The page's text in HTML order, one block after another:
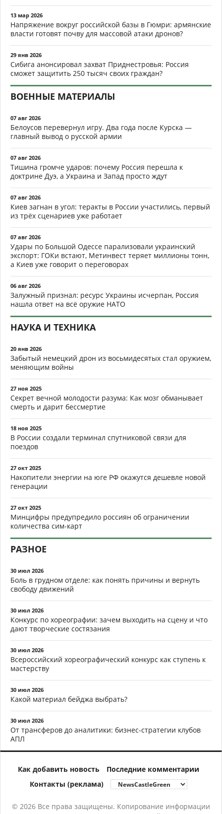
13 мар 2026
Напряжение вокруг российской базы в Гюмри: армянские
власти готовят почву для массовой атаки дронов?
29 янв 2026
Сибига анонсировал захват Приднестровья: Россия
сможет защитить 250 тысяч своих граждан?
ВОЕННЫЕ МАТЕРИАЛЫ
07 авг 2026
Белоусов перевернул игру. Два года после Курска —
главный вывод о русской армии
07 авг 2026
Тишина громче ударов: почему Россия перешла к
доктрине Дуэ, а Украина и Запад просто ждут
07 авг 2026
Киев загнан в угол: теракты в России участились, первый
из трёх сценариев уже работает
07 авг 2026
Удары по Большой Одессе парализовали украинский
экспорт: ГОКи встают, Метинвест теряет миллионы тонн,
а Киев уже говорит о переговорах
06 авг 2026
Залужный признал: ресурс Украины исчерпан, Россия
нашла ответ на всё оружие НАТО
НАУКА И ТЕХНИКА
20 янв 2026
Забытый немецкий дрон из восьмидесятых стал оружием,
меняющим войны
27 ноя 2025
Секрет вечной молодости разума: Как мозг обманывает
смерть и дарит бессмертие
18 ноя 2025
В России создали терминал спутниковой связи для
поездов
27 окт 2025
Накопители энергии на юге РФ окажутся дешевле новой
генерации
27 окт 2025
Минцифры предупредило россиян об ограничении
количества сим-карт
РАЗНОЕ
30 июл 2026
Боль в грудном отделе: как понять причины и вернуть
свободу движений
30 июл 2026
Конкурс по хореографии: зачем выходить на сцену и что
дают творческие состязания
30 июл 2026
Всероссийский хореографический конкурс как ступень к
мастерству
30 июл 2026
Какой материал бейджа выбрать?
30 июл 2026
От трансферов до аналитики: бизнес-стратегии клубов
АПЛ
Как добавить новость
Последние комментарии
Контакты (реклама)
© 2026 Все права защищены. Копирование информации